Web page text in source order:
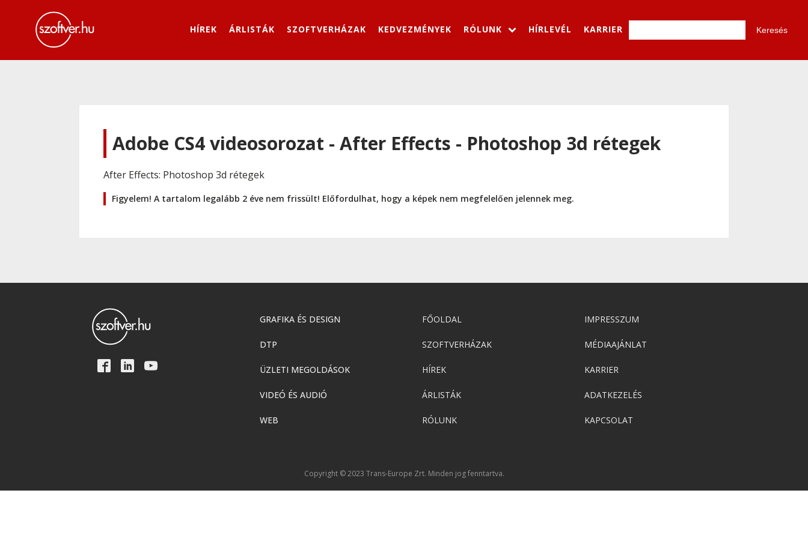
HÍREK ÁRLISTÁK SZOFTVERHÁZAK KEDVEZMÉNYEK RÓLUNK HÍRLEVÉL KARRIER
Adobe CS4 videosorozat - After Effects - Photoshop 3d rétegek
After Effects: Photoshop 3d rétegek
Figyelem! A tartalom legalább 2 éve nem frissült! Előfordulhat, hogy a képek nem megfelelően jelennek meg.
GRAFIKA ÉS DESIGN
DTP
ÜZLETI MEGOLDÁSOK
VIDEÓ ÉS AUDIÓ
WEB
FŐOLDAL
SZOFTVERHÁZAK
HÍREK
ÁRLISTÁK
RÓLUNK
IMPRESSZUM
MÉDIAAJÁNLAT
KARRIER
ADATKEZELÉS
KAPCSOLAT
Copyright © 2023 Trans-Europe Zrt. Minden jog fenntartva.